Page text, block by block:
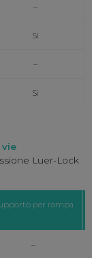
–
Si
–
Si
vie
Luer-Lock
per rampa
–